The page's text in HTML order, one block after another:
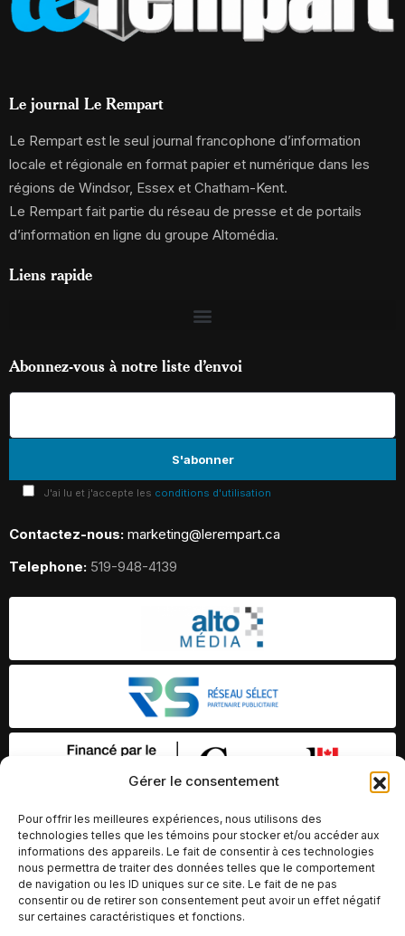
Gérer le consentement
Pour offrir les meilleures expériences, nous utilisons des
technologies telles que les témoins pour stocker et/ou accéder aux
informations des appareils. Le fait de consentir à ces technologies
nous permettra de traiter des données telles que le comportement
de navigation ou les ID uniques sur ce site. Le fait de ne pas
consentir ou de retirer son consentement peut avoir un effet négatif
sur certaines caractéristiques et fonctions.
Le journal Le Rempart
Le Rempart est le seul journal francophone d’information
locale et régionale en format papier et numérique dans les
régions de Windsor, Essex et Chatham-Kent.
Le Rempart fait partie du réseau de presse et de portails
d’information en ligne du groupe Altomédia.
Liens rapide
Abonnez-vous à notre liste d’envoi
J'ai lu et j'accepte les conditions d'utilisation
Contactez-nous: marketing@lerempart.ca
Telephone: 519-948-4139